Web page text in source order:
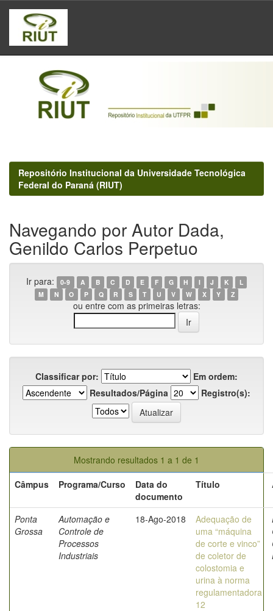
Skip
navigation
Repositório Institucional da Universidade Tecnológica
Federal do Paraná (RIUT)
Navegando por Autor Dada,
Genildo Carlos Perpetuo
Ir para: 0-9 A B C D E F G H I J K
L
M
N O P Q R S T U V W X Y Z
ou entre com as primeiras letras:
Classificar por:
Em ordem:
Resultados/Página
Registro(s):
Mostrando resultados 1 a 1 de 1
Câmpus
Programa/Curso
Data do
documento
Título
Ponta
Grossa
Automação e
Controle de
Processos
Industriais
18-Ago-2018
Adequação de
uma “máquina
de corte e vinco”
de coletor de
colostomia e
urina à norma
regulamentadora
12